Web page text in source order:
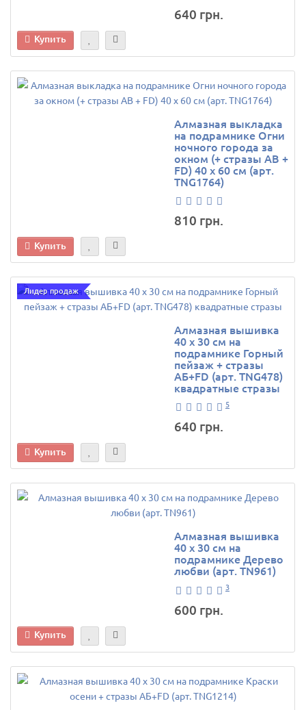
640 грн.
Купить
Алмазная выкладка
на подрамнике Огни
ночного города за
окном (+ стразы AB +
FD) 40 х 60 см (арт.
TNG1764)
810 грн.
Купить
Лидер продаж
Алмазная вышивка
40 х 30 см на
подрамнике Горный
пейзаж + стразы
АБ+FD (арт. TNG478)
квадратные стразы
5
640 грн.
Купить
Алмазная вышивка
40 х 30 см на
подрамнике Дерево
любви (арт. TN961)
3
600 грн.
Купить